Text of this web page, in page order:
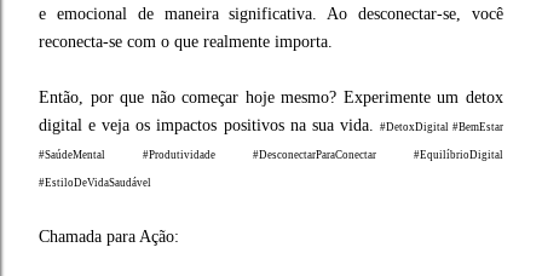
e emocional de maneira significativa. Ao desconectar-se, você
reconecta-se com o que realmente importa.
Então, por que não começar hoje mesmo? Experimente um detox
digital e veja os impactos positivos na sua vida. #DetoxDigital #BemEstar
#SaúdeMental #Produtividade #DesconectarParaConectar #EquilíbrioDigital
#EstiloDeVidaSaudável
Chamada para Ação: